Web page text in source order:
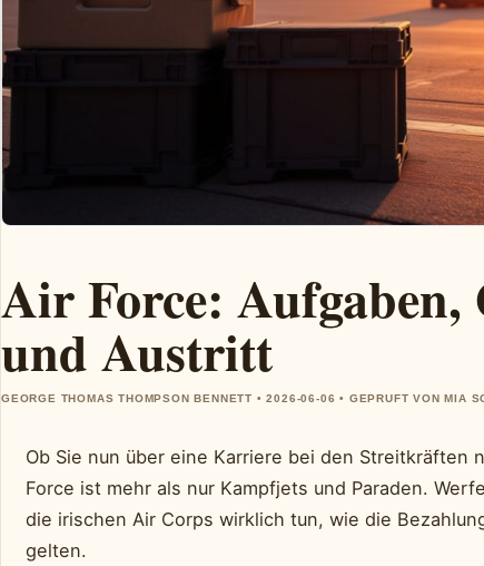
Air Force:
und Austritt
GEORGE THOMAS THOMPSON BENNETT • 2026-06-06 • GEPRUFT VON MIA
Ob Sie nun über eine Karriere bei den
Force ist mehr als nur Kampfjets und Paraden.
die irischen Air Corps wirklich tun, wie die
gelten.